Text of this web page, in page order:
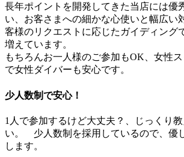
長年ポイントを開発してきた当店には優
い、お客さまへの細かな心使いと幅広い
客様のリクエストに応じたガイディング
増えています。
もちろんお一人様のご参加もOK、女性
で女性ダイバーも安心です。
少人数制で安心！
1人で参加するけど大丈夫？、じっくり
い。 少人数制を採用しているので、優
します。